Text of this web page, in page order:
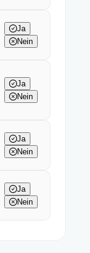
Ja
Nein
Ja
Nein
Ja
Nein
Ja
Nein